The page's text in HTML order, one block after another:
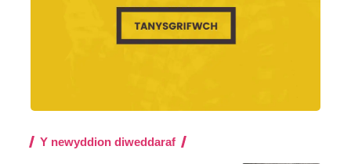
Y newyddion diweddaraf